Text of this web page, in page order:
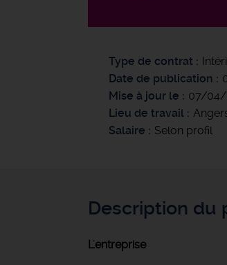
Type de contrat
Date de publication
Mise à jour le
07/04/
Lieu de travail
Salaire
Selon profil
Description du
L'entreprise